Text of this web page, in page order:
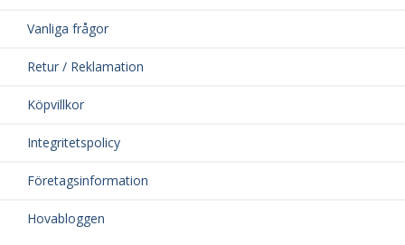
Vanliga frågor
Retur / Reklamation
Köpvillkor
Integritetspolicy
Företagsinformation
Hovabloggen